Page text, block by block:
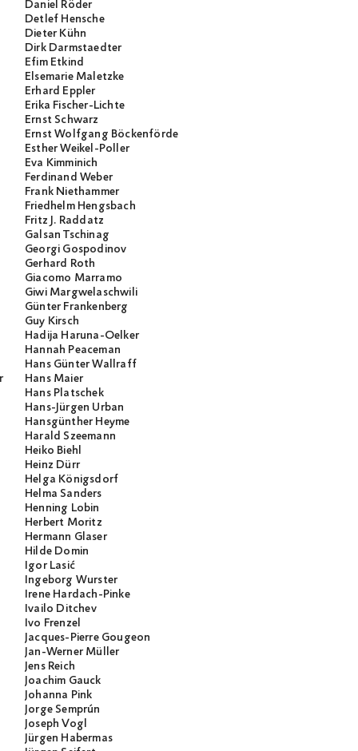
Daniel Röder
Detlef Hensche
Dieter Kühn
Dirk Darmstaedter
Efim Etkind
Elsemarie Maletzke
Erhard Eppler
Erika Fischer-Lichte
Ernst Schwarz
Ernst Wolfgang Böckenförde
Esther Weikel-Poller
Eva Kimminich
Ferdinand Weber
Frank Niethammer
Friedhelm Hengsbach
Fritz J. Raddatz
Galsan Tschinag
Georgi Gospodinov
Gerhard Roth
Giacomo Marramo
Giwi Margwelaschwili
Günter Frankenberg
Guy Kirsch
Hadija Haruna-Oelker
Hannah Peaceman
Hans Günter Wallraff
Hans Maier
Hans Platschek
Hans-Jürgen Urban
Hansgünther Heyme
Harald Szeemann
Heiko Biehl
Heinz Dürr
Helga Königsdorf
Helma Sanders
Henning Lobin
Herbert Moritz
Hermann Glaser
Hilde Domin
Igor Lasić
Ingeborg Wurster
Irene Hardach-Pinke
Ivailo Ditchev
Ivo Frenzel
Jacques-Pierre Gougeon
Jan-Werner Müller
Jens Reich
Joachim Gauck
Johanna Pink
Jorge Semprún
Joseph Vogl
Jürgen Habermas